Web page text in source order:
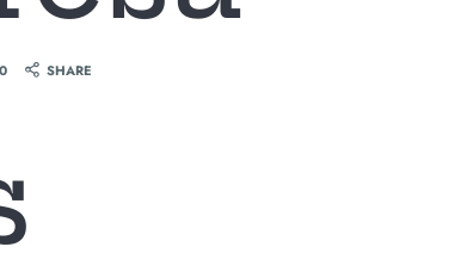
SHARE